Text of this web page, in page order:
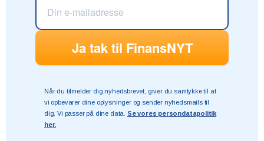
Når du tilmelder dig nyhedsbrevet, giver du samtykke til at
vi opbevarer dine oplysninger og sender nyhedsmails til
dig. Vi passer på dine data. Se vores persondatapolitik
her.